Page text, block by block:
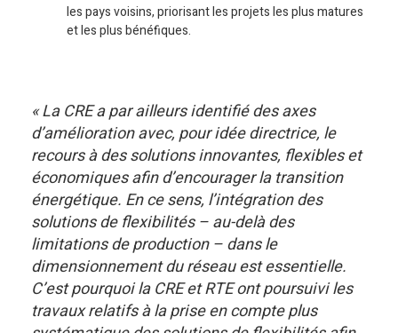
les pays voisins, priorisant les projets les plus matures
et les plus bénéfiques.
« La CRE a par ailleurs identifié des axes
d’amélioration avec, pour idée directrice, le
recours à des solutions innovantes, flexibles et
économiques afin d’encourager la transition
énergétique. En ce sens, l’intégration des
solutions de flexibilités – au-delà des
limitations de production – dans le
dimensionnement du réseau est essentielle.
C’est pourquoi la CRE et RTE ont poursuivi les
travaux relatifs à la prise en compte plus